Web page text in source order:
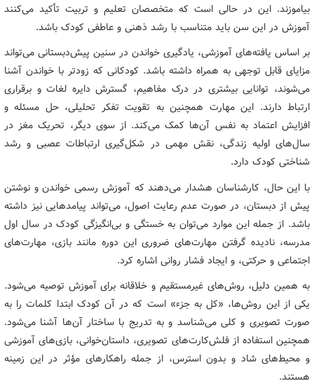
بیاموزند. این در حالی است که متخصصان تعلیم و تربیت تأکید می‌کنند
آموزش در این سن باید متناسب با رشد ذهنی و عاطفی کودک باشد.
بر اساس یافته‌های آموزشی، یادگیری خواندن در سنین پیش‌دبستانی می‌تواند
مزایای قابل توجهی به همراه داشته باشد. کودکانی که زودتر با خواندن آشنا
می‌شوند، توانایی بیشتری در درک مفاهیم، گسترش دایره لغات و برقراری
ارتباط دارند. این مهارت همچنین به تقویت تفکر تحلیلی، حل مسئله و
افزایش اعتماد به نفس آن‌ها کمک می‌کند. از سوی دیگر، تحریک مغز در
سال‌های اولیه زندگی، نقش مهمی در شکل‌گیری ارتباطات عصبی و رشد
شناختی کودک دارد.
با این حال، کارشناسان هشدار می‌دهند که آموزش رسمی خواندن و نوشتن
پیش از دبستان، در صورت عدم رعایت اصول، می‌تواند پیامدهایی نیز داشته
باشد. از جمله این موارد می‌توان به خستگی و بی‌انگیزگی کودک در سال اول
مدرسه، نادیده گرفتن مهارت‌های ضروری این دوره مانند بازی، مهارت‌های
اجتماعی و حرکتی، و ایجاد فشار روانی اشاره کرد.
به همین دلیل، روش‌های غیرمستقیم و خلاقانه برای آموزش توصیه می‌شود.
یکی از این روش‌ها، «کل به جزء» است که در آن کودک ابتدا کلمات را به
صورت تصویری و کلی می‌شناسد و به تدریج با ساختار آن‌ها آشنا می‌شود.
همچنین استفاده از فلش‌کارت‌های تصویری، داستان‌خوانی، بازی‌های آموزشی
و محیط‌های شاد و بدون استرس، از جمله راهکارهای مؤثر در این زمینه
هستند.